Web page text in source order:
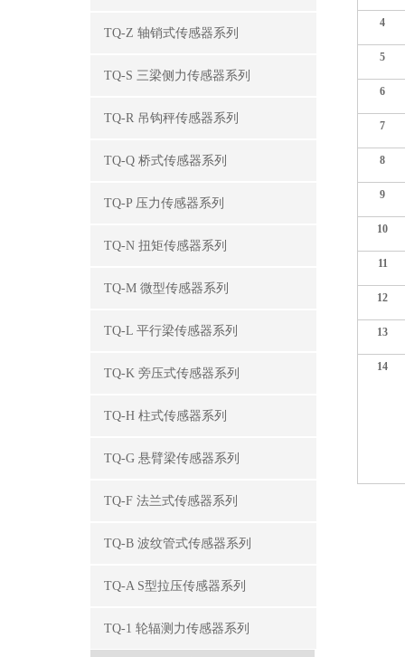
TQ-Z 轴销式传感器系列
TQ-S 三梁侧力传感器系列
TQ-R 吊钩秤传感器系列
TQ-Q 桥式传感器系列
TQ-P 压力传感器系列
TQ-N 扭矩传感器系列
TQ-M 微型传感器系列
TQ-L 平行梁传感器系列
TQ-K 旁压式传感器系列
TQ-H 柱式传感器系列
TQ-G 悬臂梁传感器系列
TQ-F 法兰式传感器系列
TQ-B 波纹管式传感器系列
TQ-A S型拉压传感器系列
TQ-1 轮辐测力传感器系列
4
5
6
7
8
9
10
11
12
13
14